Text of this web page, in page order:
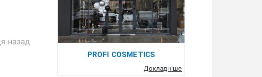
назад
PROFI COSMETICS
Докладніше